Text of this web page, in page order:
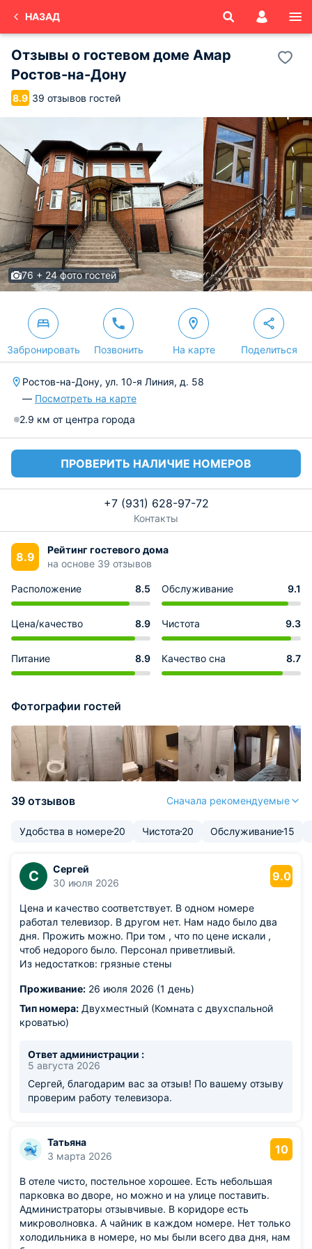
НАЗАД
Отзывы о гостевом доме Амар
Ростов-на-Дону
8.9 39 отзывов гостей
76 + 24 фото гостей
Забронировать Позвонить На карте Поделиться
Ростов-на-Дону, ул. 10-я Линия, д. 58
— Посмотреть на карте
2.9 км от центра города
ПРОВЕРИТЬ НАЛИЧИЕ НОМЕРОВ
+7 (931) 628-97-72
Контакты
8.9
Рейтинг гостевого дома
на основе 39 отзывов
Расположение 8.5 Обслуживание 9.1
Цена/качество 8.9 Чистота 9.3
Питание 8.9 Качество сна 8.7
Фотографии гостей
39 отзывов Сначала рекомендуемые
Удобства в номере20 Чистота 20 Обслуживание15
С
Сергей
30 июля 2026
9.0
Цена и качество соответствует. В одном номере
работал телевизор. В другом нет. Нам надо было два
дня. Прожить можно. При том , что по цене искали ,
чтоб недорого было. Персонал приветливый.
Из недостатков: грязные стены
Проживание: 26 июля 2026 (1 день)
Тип номера: Двухместный (Комната с двухспальной
кроватью)
Ответ администрации :
5 августа 2026
Сергей, благодарим вас за отзыв! По вашему отзыву
проверим работу телевизора.
Татьяна
3 марта 2026
10
В отеле чисто, постельное хорошее. Есть небольшая
парковка во дворе, но можно и на улице поставить.
Администраторы отзывчивые. В коридоре есть
микроволновка. А чайник в каждом номере. Нет только
холодильника в номере, но мы были всего два дня, нам